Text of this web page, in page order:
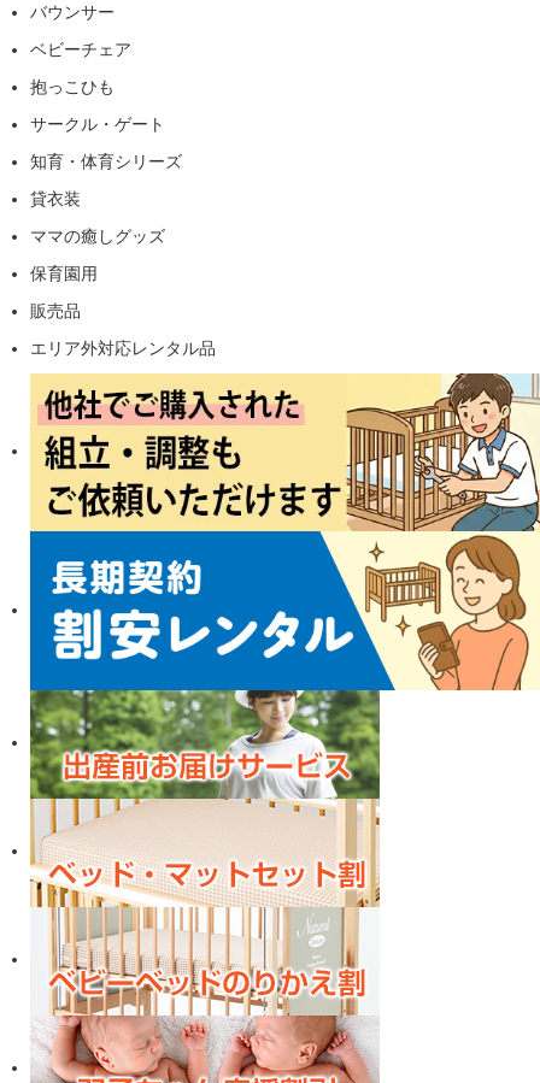
バウンサー
ベビーチェア
抱っこひも
サークル・ゲート
知育・体育シリーズ
貸衣装
ママの癒しグッズ
保育園用
販売品
エリア外対応レンタル品